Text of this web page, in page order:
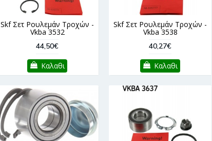
Skf Σετ Ρουλεμάν Τροχών -
Vkba 3532
44,50€
Καλαθι
Skf Σετ Ρουλεμάν Τροχών -
Vkba 3538
40,27€
Καλαθι